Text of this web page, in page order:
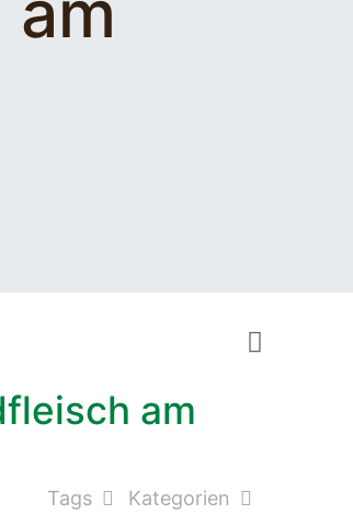
am
Kategorien
Tags